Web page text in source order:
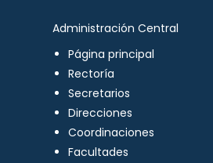
Administración Central
Página principal
Rectoría
Secretarios
Direcciones
Coordinaciones
Facultades